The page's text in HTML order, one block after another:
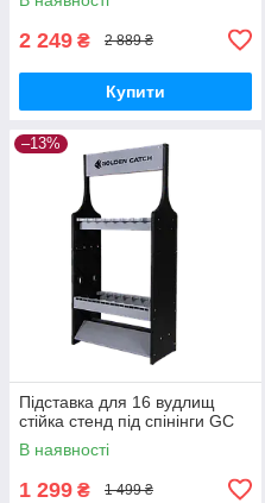
2 249 ₴ 2 889 ₴
Купити
–13%
Підставка для 16 вудлищ
стійка стенд під спінінги GC
В наявності
1 299 ₴ 1 499 ₴